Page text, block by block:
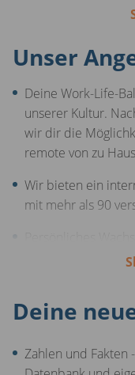
Unser
Deine Work-Life-
unserer Kultur.
wir dir die
remote von zu
Wir bieten ein
mit mehr als 90
Zielen zu
Altersvorsorge
Deine
Zahlen und